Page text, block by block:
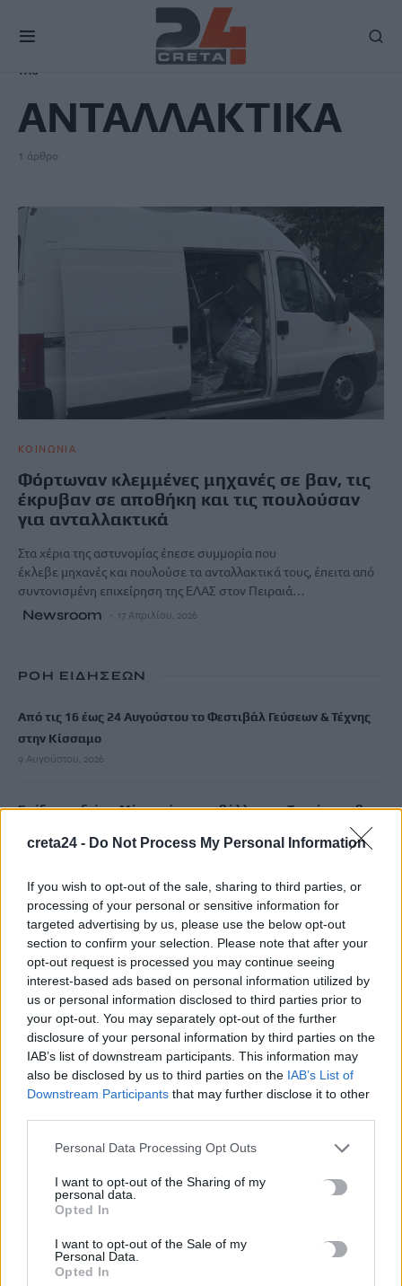
creta24 - Do Not Process My Personal Information
If you wish to opt-out of the sale, sharing to third parties, or
processing of your personal or sensitive information for
targeted advertising by us, please use the below opt-out
section to confirm your selection. Please note that after your
opt-out request is processed you may continue seeing
interest-based ads based on personal information utilized by
us or personal information disclosed to third parties prior to
your opt-out. You may separately opt-out of the further
disclosure of your personal information by third parties on the
IAB’s list of downstream participants. This information may
also be disclosed by us to third parties on the IAB’s List of
Downstream Participants that may further disclose it to other
Personal Data Processing Opt Outs
I want to opt-out of the Sharing of my
personal data.
Opted In
I want to opt-out of the Sale of my
Personal Data.
Opted In
TAG
ΑΝΤΑΛΛΑΚΤΙΚΑ
1 άρθρο
ΚΟΙΝΩΝΙΑ
Φόρτωναν κλεμμένες μηχανές σε βαν, τις
έκρυβαν σε αποθήκη και τις πουλούσαν
για ανταλλακτικά
Στα χέρια της αστυνομίας έπεσε συμμορία που
έκλεβε μηχανές και πουλούσε τα ανταλλακτικά τους, έπειτα από
συντονισμένη επιχείρηση της ΕΛΑΣ στον Πειραιά…
Newsroom 17 Απριλίου, 2026
ΡΟΗ ΕΙΔΗΣΕΩΝ
Από τις 16 έως 24 Αυγούστου το Φεστιβάλ Γεύσεων & Τέχνης
στην Κίσσαμο
9 Αυγούστου, 2026
Επίδομα αδείας: Μέχρι πότε καταβάλλεται – Τι χρήματα θα
9 Αυγούστου, 2026
Διαγνωστικές εξετάσεις: Υποχρεωτική ψηφιακή ανάρτηση
αποτελεσμάτων από 1η Σεπτεμβρίου
9 Αυγούστου, 2026
Αλλαγές στην ειδική άδεια μητρότητας – Επεκτείνεται σε
περισσότερες κατηγορίες δικαιούχων
9 Αυγούστου, 2026
Έρχονται εκπτώσεις έως 20% στα σούπερ μάρκετ – Ποια
Φειδίας Παναγιώτου: Αντιδράσεις για την εμφάνισή του με
σορτς σε εκδήλωση μνήμης για Ισαάκ και Σολωμού
Συναγερμός για εξαφάνιση 31χρονου σε χωριό της Έδεσσας –